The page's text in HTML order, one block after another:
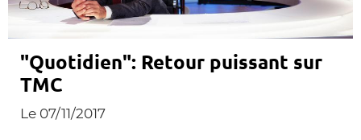
"Quotidien": Retour puissant sur
TMC
Le 07/11/2017